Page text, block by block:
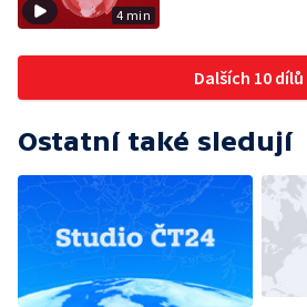
4 min
Dalších 10 dílů
Ostatní také sledují